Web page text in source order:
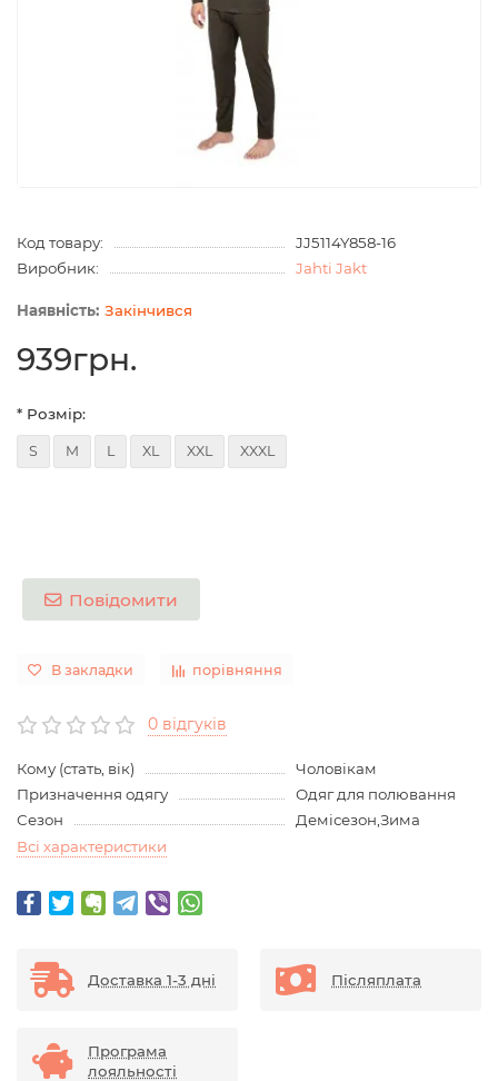
Код товару:
JJ5114Y858-16
Виробник:
Jahti Jakt
Закінчився
939грн.
* Розмір:
S M L XL XXL XXXL
Повідомити
В закладки порівняння
0 відгуків
Кому (стать, вік)
Чоловікам
Призначення одягу
Одяг для полювання
Сезон
Демісезон,Зима
Всі характеристики
Доставка 1-3 дні Післяплата
Програма
лояльності